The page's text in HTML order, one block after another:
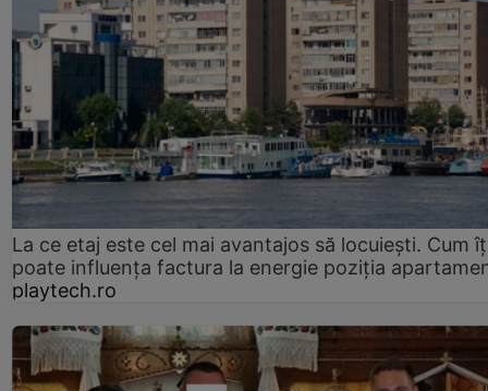
La ce etaj este cel mai avantajos să locuiești. Cum
poate influența factura la energie poziția
playtech.ro